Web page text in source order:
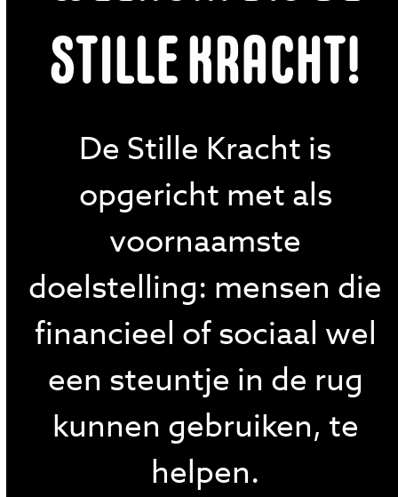
STILLE KRACHT!
De Stille Kracht is
opgericht met als
voornaamste
doelstelling: mensen die
financieel of sociaal wel
een steuntje in de rug
kunnen gebruiken, te
helpen.